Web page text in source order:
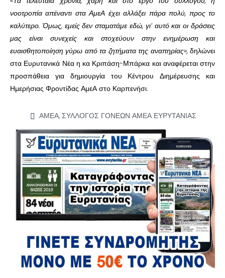
νοοτροπία απέναντι στα ΑμεΑ έχει αλλάξει πάρα πολύ, προς το
καλύτερο. Όμως, εμείς δεν σταματάμε εδώ, γι’ αυτό και οι δράσεις
μας είναι συνεχείς και στοχεύουν στην ενημέρωση και
ευαισθητοποίηση γύρω από τα ζητήματα της αναπηρίας», δηλώνει
στα Ευρυτανικά Νέα η κα Κριπάση-Μπάρκα και αναφέρεται στην
προσπάθεια για δημιουργία του Κέντρου Διημέρευσης και
Ημερήσιας Φροντίδας ΑμεΑ στο Καρπενήσι.
ΑΜΕΑ, ΣΥΛΛΟΓΟΣ ΓΟΝΕΩΝ ΑΜΕΑ ΕΥΡΥΤΑΝΙΑΣ